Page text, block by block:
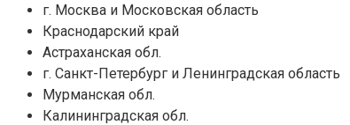
г. Москва и Московская область
Краснодарский край
Астраханская обл.
г. Санкт-Петербург и Ленинградская область
Мурманская обл.
Калининградская обл.